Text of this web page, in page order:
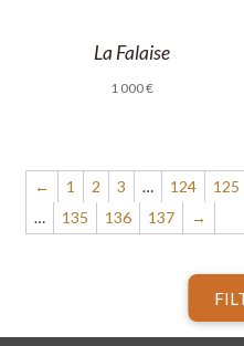
La Falaise
1 000€
← 1 2 3 … 124 125
…
135 136 137 →